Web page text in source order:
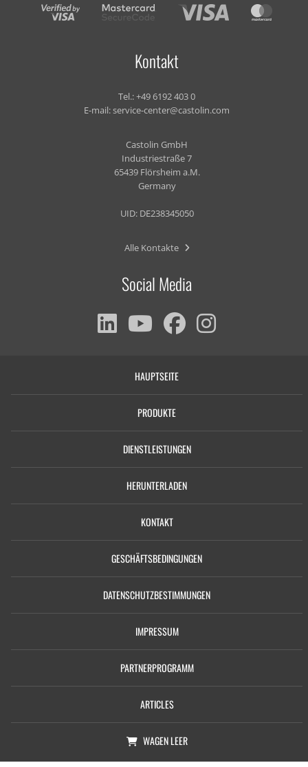
Kontakt
Tel.:+49 6192 403 0
E-mail:service-center@castolin.com
Castolin GmbH
Industriestraße 7
65439 Flörsheim a.M.
Germany
UID: DE238345050
Alle Kontakte
Social Media
HAUPTSEITE
PRODUKTE
DIENSTLEISTUNGEN
HERUNTERLADEN
KONTAKT
GESCHÄFTSBEDINGUNGEN
DATENSCHUTZBESTIMMUNGEN
IMPRESSUM
PARTNERPROGRAMM
ARTICLES
WAGENLEER